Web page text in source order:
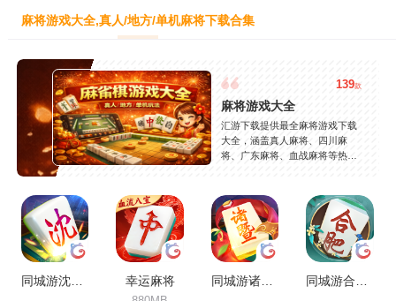
麻将游戏大全,真人/地方/单机麻将下载合集
139款
麻将游戏大全
汇游下载提供最全麻将游戏下载
大全，涵盖真人麻将、四川麻
将、广东麻将、血战麻将等热门
富，安全稳定，持续更新。
同城游沈阳麻将 幸运麻将 同城游诸暨包麻将